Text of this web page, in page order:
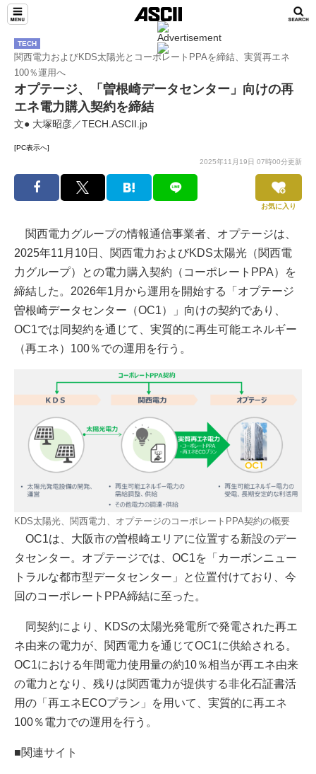
TECH
関西電力およびKDS太陽光とコーポレートPPAを締結、実質再エネ
100％運用へ
オプテージ、「曽根崎データセンター」向けの再
エネ電力購入契約を締結
文● 大塚昭彦／TECH.ASCII.jp
[PC表示へ]
2025年11月19日 07時00分更新
お気に入り
関西電力グループの情報通信事業者、オプテージは、
2025年11月10日、関西電力およびKDS太陽光（関西電
力グループ）との電力購入契約（コーポレートPPA）を
締結した。2026年1月から運用を開始する「オプテージ
曽根崎データセンター（OC1）」向けの契約であり、
OC1では同契約を通じて、実質的に再生可能エネルギー
（再エネ）100％での運用を行う。
KDS太陽光、関西電力、オプテージのコーポレートPPA契約の概要
OC1は、大阪市の曽根崎エリアに位置する新設のデー
タセンター。オプテージでは、OC1を「カーボンニュー
トラルな都市型データセンター」と位置付けており、今
回のコーポレートPPA締結に至った。
同契約により、KDSの太陽光発電所で発電された再エ
ネ由来の電力が、関西電力を通じてOC1に供給される。
OC1における年間電力使用量の約10％相当が再エネ由来
の電力となり、残りは関西電力が提供する非化石証書活
用の「再エネECOプラン」を用いて、実質的に再エネ
100％電力での運用を行う。
■関連サイト